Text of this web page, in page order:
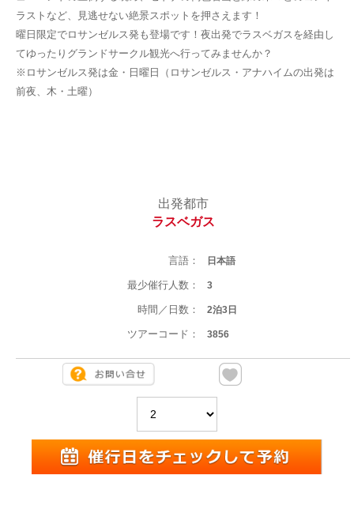
ラストなど、見逃せない絶景スポットを押さえます！
曜日限定でロサンゼルス発も登場です！夜出発でラスベガスを経由し
てゆったりグランドサークル観光へ行ってみませんか？
※ロサンゼルス発は金・日曜日（ロサンゼルス・アナハイムの出発は
前夜、木・土曜）
出発都市
ラスベガス
言語： 日本語
最少催行人数： 3
時間／日数： 2泊3日
ツアーコード： 3856